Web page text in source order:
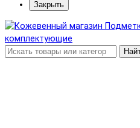
Закрыть